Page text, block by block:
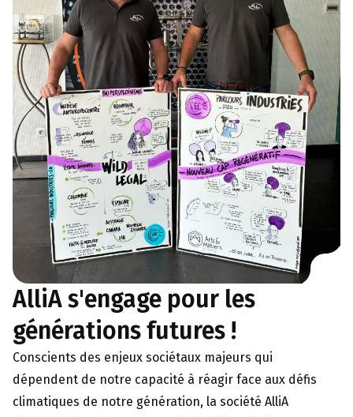
AlliA s'engage pour les
générations futures !
Conscients des enjeux sociétaux majeurs qui
dépendent de notre capacité à réagir face aux défis
climatiques de notre génération, la société AlliA